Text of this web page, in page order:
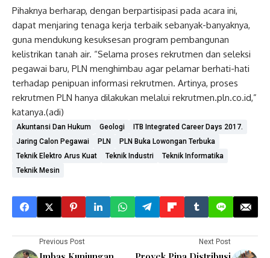
Pihaknya berharap, dengan berpartisipasi pada acara ini,
dapat menjaring tenaga kerja terbaik sebanyak-banyaknya,
guna mendukung kesuksesan program pembangunan
kelistrikan tanah air. “Selama proses rekrutmen dan seleksi
pegawai baru, PLN menghimbau agar pelamar berhati-hati
terhadap penipuan informasi rekrutmen. Artinya, proses
rekrutmen PLN hanya dilakukan melalui rekrutmen.pln.co.id,”
katanya.(adi)
Akuntansi Dan Hukum Geologi
ITB Integrated Career Days 2017.
Jaring Calon Pegawai
PLN
PLN Buka Lowongan Terbuka
Teknik Elektro Arus Kuat
Teknik Industri
Teknik Informatika
Teknik Mesin
Previous Post Next Post